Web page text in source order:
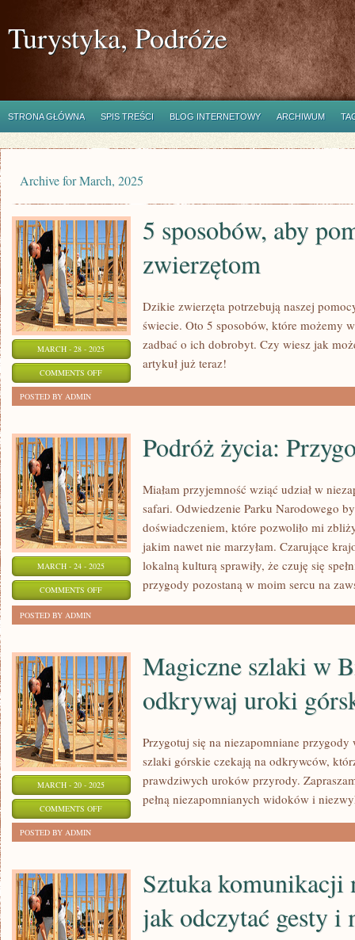
Turystyka, Podróże
STRONA GŁÓWNA SPIS TREŚCI BLOG INTERNETOWY ARCHIWUM
Archive for March, 2025
MARCH - 28 - 2025
COMMENTS OFFON
ABY
POMÓC
DZIKIM
ZWIERZĘTOM
5 sposobów, aby
zwierzętom
Dzikie zwierzęta potrzebują naszej
świecie. Oto 5 sposobów, które możemy
zadbać o ich dobrobyt. Czy wiesz jak
artykuł już teraz!
POSTED BY ADMIN
MARCH - 24 - 2025
COMMENTS OFFON
PODRÓŻ
NA
SAFARI
Podróż życia:
Miałam przyjemność wziąć udział w
safari. Odwiedzenie Parku Narodowego
doświadczeniem, które pozwoliło mi
jakim nawet nie marzyłam. Czarujące
lokalną kulturą sprawiły, że czuję się
przygody pozostaną w moim sercu na
POSTED BY ADMIN
MARCH - 20 - 2025
COMMENTS OFFON
W
BIESZCZADACH:
ODKRYWAJ
UROKI
Magiczne szlaki w
odkrywaj uroki
Przygotuj się na niezapomniane
szlaki górskie czekają na odkrywców,
prawdziwych uroków przyrody.
pełną niezapomnianych widoków i
POSTED BY ADMIN
Sztuka komunikacji
jak odczytać gesty i